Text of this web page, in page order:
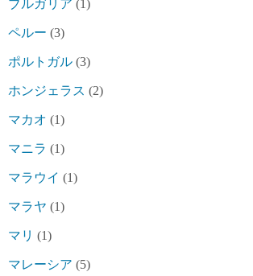
ブルガリア (1)
ペルー (3)
ポルトガル (3)
ホンジェラス (2)
マカオ (1)
マニラ (1)
マラウイ (1)
マラヤ (1)
マリ (1)
マレーシア (5)